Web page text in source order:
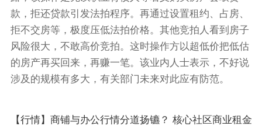
款，拒还贷款引发法拍程序。再通过设置租约、占房、
拒不交房等，极度压低法拍价格。其他竞拍人看到房子
风险很大，不敢高价竞拍。这时操作方以超低价把低估
的房产再买回来，再赚一笔。该业内人士表示，不好说
涉及的规模有多大，有关部门未来对此应有防范。
【行情】商铺与办公行情分道扬镳？ 核心社区商业租金